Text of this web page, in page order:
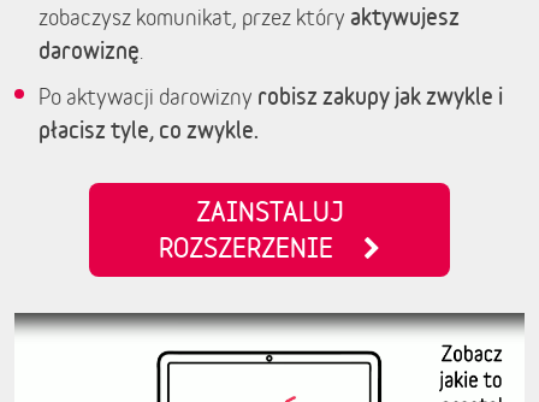
zobaczysz komunikat, przez który aktywujesz
darowiznę
Po aktywacji darowizny robisz zakupy jak zwykle i
płacisz tyle, co zwykle.
ZAINSTALUJ
ROZSZERZENIE